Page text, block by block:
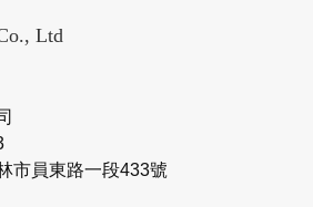
Ltd
市員東路一段433號